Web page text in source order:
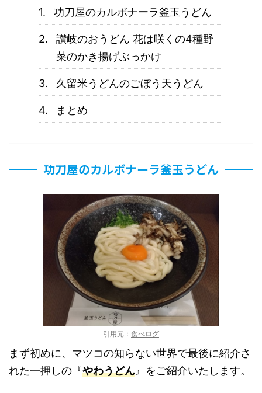
功刀屋のカルボナーラ釜玉うどん
讃岐のおうどん 花は咲くの4種野
菜のかき揚げぶっかけ
久留米うどんのごぼう天うどん
まとめ
功刀屋のカルボナーラ釜玉うどん
引用元： 食べログ
まず初めに、マツコの知らない世界で最後に紹介さ
れた一押しの『やわうどん 』をご紹介いたします。